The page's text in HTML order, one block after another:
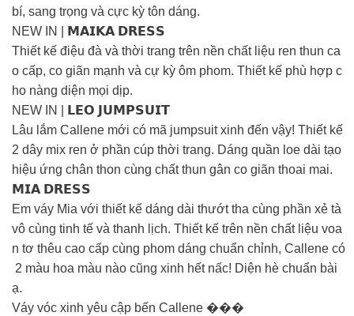
bí, sang trọng và cực kỳ tôn dáng.
NEW IN | 𝗠𝗔𝗜𝗞𝗔 𝗗𝗥𝗘𝗦𝗦
Thiết kế điệu đà và thời trang trên nền chất liệu ren thun ca
o cấp, co giãn mạnh và cự kỳ ôm phom. Thiết kế phù hợp c
ho nàng diện mọi dịp.
NEW IN | 𝗟𝗘𝗢 𝗝𝗨𝗠𝗣𝗦𝗨𝗜𝗧
Lâu lắm Callene mới có mã jumpsuit xinh đến vậy! Thiết kế
2 dây mix ren ở phần cúp thời trang. Dáng quần loe dài tạo
hiệu ứng chân thon cùng chất thun gân co giãn thoai mai.
𝗠𝗜𝗔 𝗗𝗥𝗘𝗦𝗦
Em váy Mia với thiết kế dáng dài thướt tha cùng phần xẻ tà
vô cùng tinh tế và thanh lịch. Thiết kế trên nền chất liệu voa
n tơ thêu cao cấp cùng phom dáng chuẩn chỉnh, Callene có
2 màu hoa màu nào cũng xinh hết nấc! Diện hè chuẩn bài
ạ.
Váy vóc xinh yêu cập bến Callene ���